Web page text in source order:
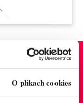
O plikach cookies
W TYM